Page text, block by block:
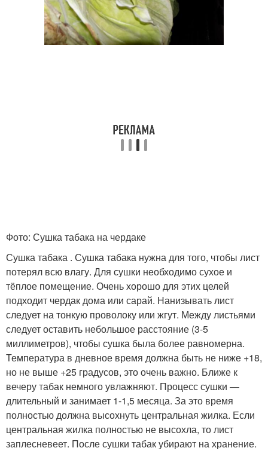
Фото: Сушка табака на чердаке
Сушка табака . Сушка табака нужна для того, чтобы лист
потерял всю влагу. Для сушки необходимо сухое и
тёплое помещение. Очень хорошо для этих целей
подходит чердак дома или сарай. Нанизывать лист
следует на тонкую проволоку или жгут. Между листьями
следует оставить небольшое расстояние (3-5
миллиметров), чтобы сушка была более равномерна.
Температура в дневное время должна быть не ниже +18,
но не выше +25 градусов, это очень важно. Ближе к
вечеру табак немного увлажняют. Процесс сушки —
длительный и занимает 1-1,5 месяца. За это время
полностью должна высохнуть центральная жилка. Если
центральная жилка полностью не высохла, то лист
заплесневеет. После сушки табак убирают на хранение.